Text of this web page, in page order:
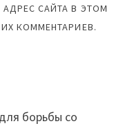
САЙТА В ЭТОМ
КОММЕНТАРИЕВ.
борьбы со